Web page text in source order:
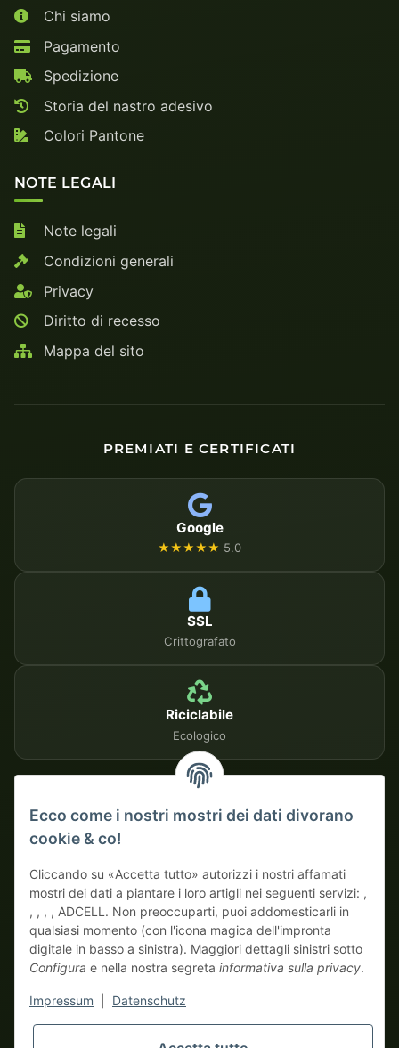
Chi siamo
Pagamento
Spedizione
Storia del nastro adesivo
Colori Pantone
NOTE LEGALI
Note legali
Condizioni generali
Privacy
Diritto di recesso
Mappa del sito
PREMIATI E CERTIFICATI
Google
★★★★★ 5.0
SSL
Crittografato
Riciclabile
Ecologico
Su fattura
solo veri mostri business! Vendita solo a imprenditori (§ 14 BGB),
nessun cliente privato (§ 13 BGB).
Ecco come i nostri mostri dei dati divorano
cookie & co!
Cliccando su «Accetta tutto» autorizzi i nostri affamati
mostri dei dati a piantare i loro artigli nei seguenti servizi: ,
, , , , ADCELL. Non preoccuparti, puoi addomesticarli in
qualsiasi momento (con l'icona magica dell'impronta
digitale in basso a sinistra). Maggiori dettagli sinistri sotto
Configura e nella nostra segreta informativa sulla privacy.
Impressum Datenschutz